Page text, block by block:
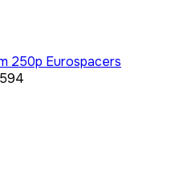
250p Eurospacers